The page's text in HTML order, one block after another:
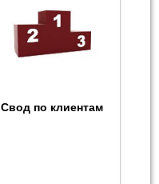
Свод по клиентам